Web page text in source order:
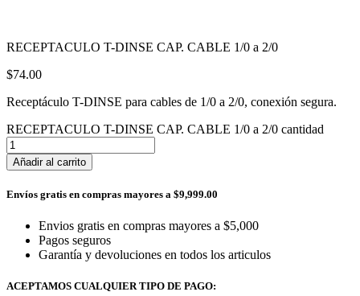
RECEPTACULO T-DINSE CAP. CABLE 1/0 a 2/0
$74.00
Receptáculo T-DINSE para cables de 1/0 a 2/0, conexión segura.
RECEPTACULO T-DINSE CAP. CABLE 1/0 a 2/0 cantidad
Añadir al carrito
Envíos gratis en compras mayores a $9,999.00
Envios gratis en compras mayores a $5,000
Pagos seguros
Garantía y devoluciones en todos los articulos
ACEPTAMOS CUALQUIER TIPO DE PAGO: